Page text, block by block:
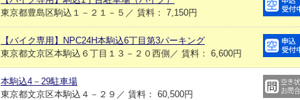
東京都豊島区駒込１－２１－５／ 賃料： 7,150円
【バイク専用】NPC24H本駒込6丁目第3パーキング
東京都文京区本駒込６丁目１３－２０西側／ 賃料： 6,600円
本駒込4－29駐車場
東京都文京区本駒込４－２９／ 賃料： 60,500円